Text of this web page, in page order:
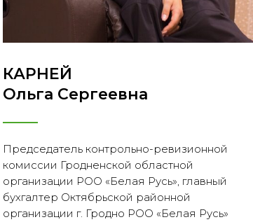
КАРНЕЙ
Ольга Сергеевна
Председатель контрольно-ревизионной
комиссии Гродненской областной
организации РОО «Белая Русь», главный
бухгалтер Октябрьской районной
организации г. Гродно РОО «Белая Русь»